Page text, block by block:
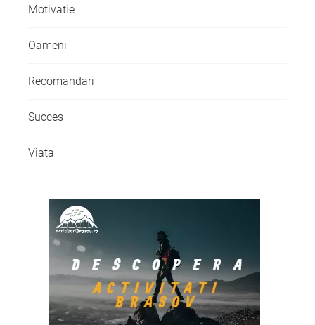
Motivatie
Oameni
Recomandari
Succes
Viata